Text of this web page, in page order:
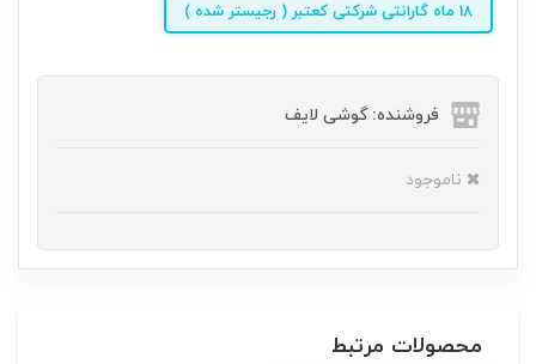
18 ماه گارانتی شرکتی کعتبر ( رجیستر شده )
فروشنده: گوشی لایف
ناموجود
محصولات مرتبط